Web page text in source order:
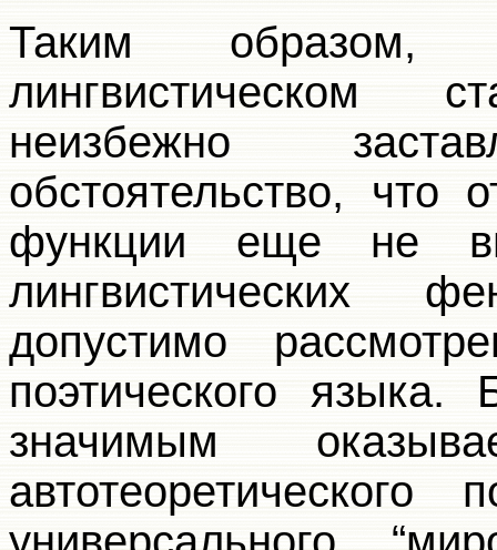
Таким
лингвистическом
неизбежно
обстоятельство, что
функции еще не
лингвистических
допустимо
поэтического языка.
значимым
автотеоретического